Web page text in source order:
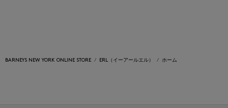
BARNEYS NEW YORK ONLINE STORE ERL（イーアールエル） ホーム